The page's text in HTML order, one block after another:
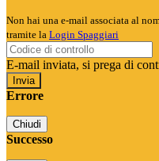
Non hai una e-mail associata al
tramite la Login Spaggiari
E-mail inviata, si prega di
Errore
Chiudi
Successo